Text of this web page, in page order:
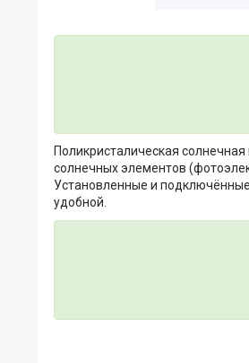
Поликристалическая
солнечных элементов
Установленные и
удобной.